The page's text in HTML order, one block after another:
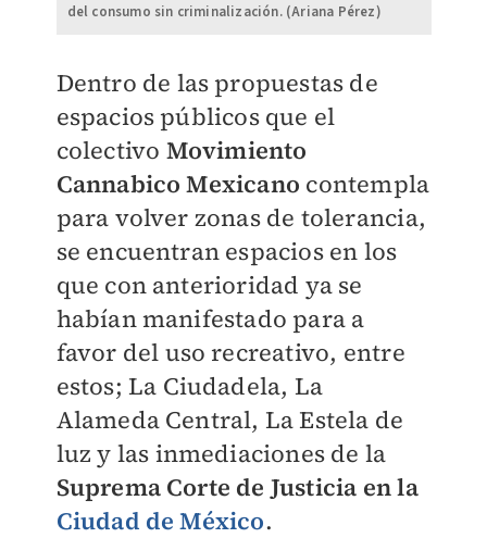
del consumo sin criminalización. (Ariana Pérez)
Dentro de las propuestas de
espacios públicos que el
colectivo Movimiento
Cannabico Mexicano contempla
para volver zonas de tolerancia,
se encuentran espacios en los
que con anterioridad ya se
habían manifestado para a
favor del uso recreativo, entre
estos; La Ciudadela, La
Alameda Central, La Estela de
luz y las inmediaciones de la
Suprema Corte de Justicia en la
Ciudad de México.